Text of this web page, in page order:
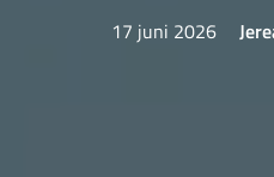
17 juni 2026